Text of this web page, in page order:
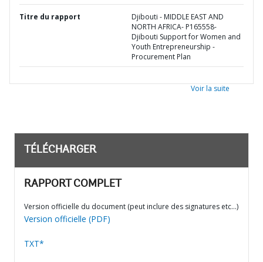
Titre du rapport
Djibouti - MIDDLE EAST AND
NORTH AFRICA- P165558-
Djibouti Support for Women and
Youth Entrepreneurship -
Procurement Plan
Voir la suite
TÉLÉCHARGER
RAPPORT COMPLET
Version officielle du document (peut inclure des signatures etc…)
Version officielle (PDF)
TXT*